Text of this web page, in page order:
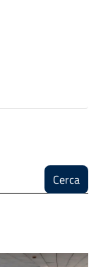
Cerca